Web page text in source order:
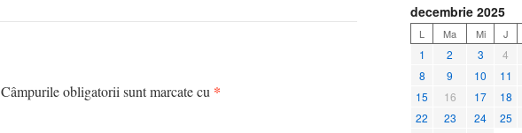
Câmpurile obligatorii sunt marcate cu *
decembrie 2025
L Ma Mi J
1 2 3 4
8
9 10 11
15
16 17 18
22
23 24 25